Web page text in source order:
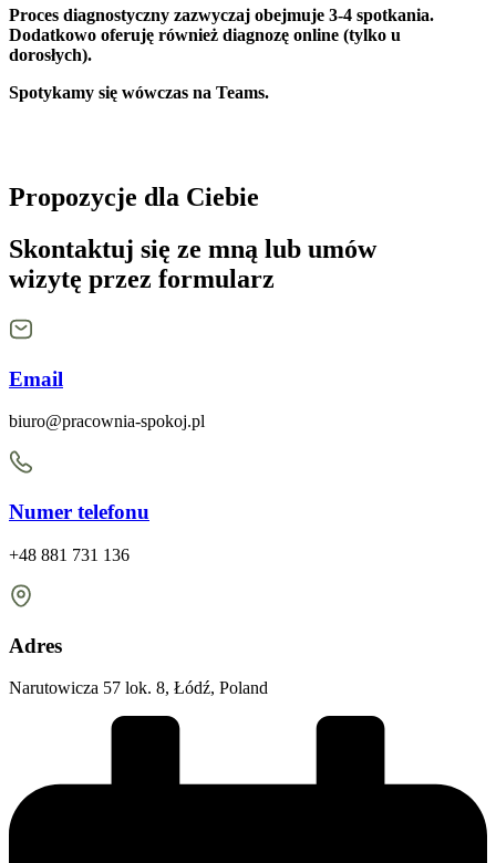
Proces diagnostyczny zazwyczaj obejmuje 3-4 spotkania.
Dodatkowo oferuję również diagnozę online (tylko u
dorosłych).
Spotykamy się wówczas na Teams.
Propozycje dla Ciebie
Skontaktuj się ze mną lub umów
wizytę przez formularz
Email
biuro@pracownia-spokoj.pl
Numer telefonu
+48 881 731 136
Adres
Narutowicza 57 lok. 8, Łódź, Poland